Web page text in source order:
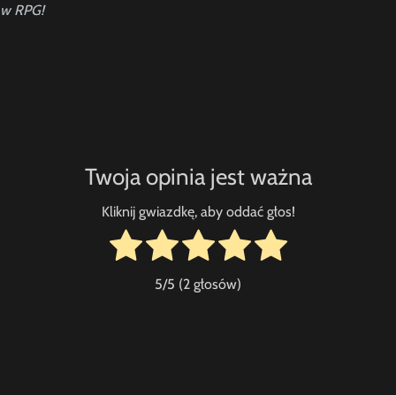
w RPG!
Twoja opinia jest ważna
Kliknij gwiazdkę, aby oddać głos!
5/5 (2 głosów)